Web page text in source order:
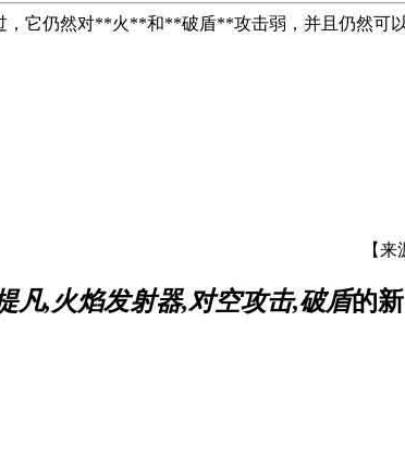
，它仍然对**火**和**破盾**攻击弱，并且仍然可
【
凡,火焰发射器,对空攻击,破盾的